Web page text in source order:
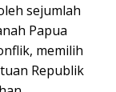
sejumlah
Papua
memilih
Republik